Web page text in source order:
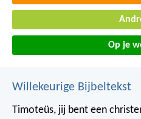
Op je
Willekeurige Bijbeltekst
Timoteüs, jij bent een